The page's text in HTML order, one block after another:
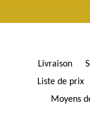
Livraison
Liste de prix
Moyens